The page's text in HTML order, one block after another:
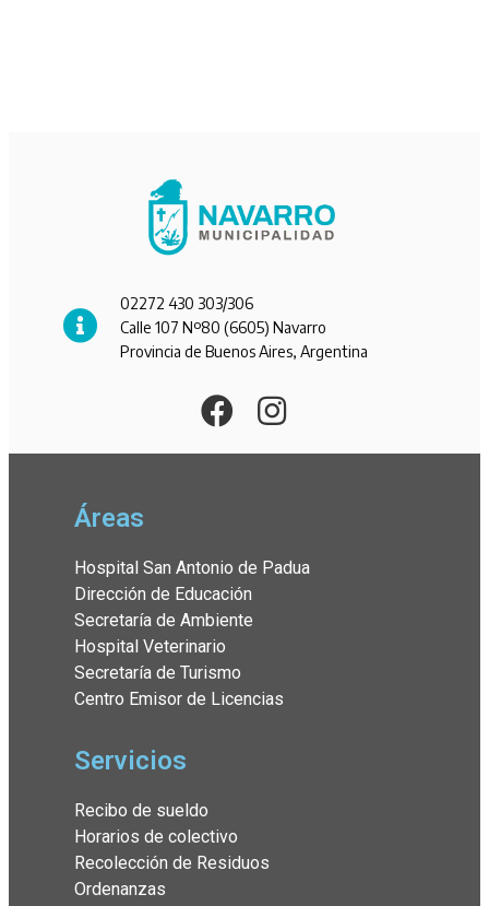
02272 430 303/306
Calle 107 Nº80 (6605) Navarro
Provincia de Buenos Aires, Argentina
Áreas
Hospital San Antonio de Padua
Dirección de Educación
Secretaría de Ambiente
Hospital Veterinario
Secretaría de Turismo
Centro Emisor de Licencias
Servicios
Recibo de sueldo
Horarios de colectivo
Recolección de Residuos
Ordenanzas